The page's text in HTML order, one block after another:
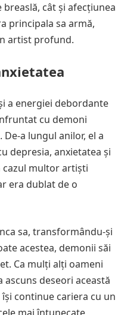
cât și afecțiunea
principala sa armă,
artist profund.
a energiei debordante
cu demoni
a lungul anilor, el a
depresia, anxietatea și
cazul multor artiști
era dublat de o
sa, transformându-și
acestea, demonii săi
Ca mulți alți oameni
ascuns deseori această
continue cariera cu un